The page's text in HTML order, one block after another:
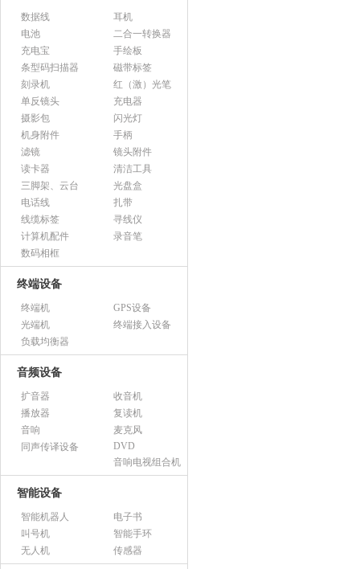
数据线
耳机
电池
二合一转换器
充电宝
手绘板
条型码扫描器
磁带标签
刻录机
红（激）光笔
单反镜头
充电器
摄影包
闪光灯
机身附件
手柄
滤镜
镜头附件
读卡器
清洁工具
三脚架、云台
光盘盒
电话线
扎带
线缆标签
寻线仪
计算机配件
录音笔
数码相框
终端设备
终端机
GPS设备
光端机
终端接入设备
负载均衡器
音频设备
扩音器
收音机
播放器
复读机
音响
麦克风
同声传译设备
DVD
音响电视组合机
智能设备
智能机器人
电子书
叫号机
智能手环
无人机
传感器